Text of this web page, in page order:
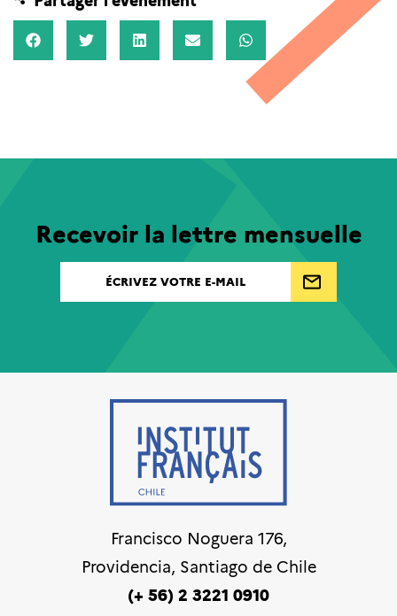
Recevoir la lettre mensuelle
Francisco Noguera 176,
Providencia, Santiago de Chile
(+ 56) 2 3221 0910